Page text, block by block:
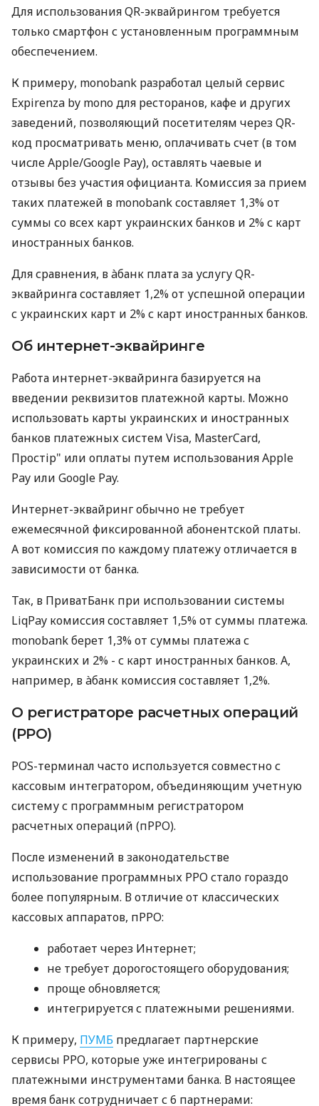
Для использования QR-эквайрингом требуется
только смартфон с установленным программным
обеспечением.
К примеру, monobank разработал целый сервис
Expirenza by mono для ресторанов, кафе и других
заведений, позволяющий посетителям через QR-
код просматривать меню, оплачивать счет (в том
числе Apple/Google Pay), оставлять чаевые и
отзывы без участия официанта. Комиссия за прием
таких платежей в monobank составляет 1,3% от
суммы со всех карт украинских банков и 2% с карт
иностранных банков.
Для сравнения, в àбанк плата за услугу QR-
эквайринга составляет 1,2% от успешной операции
с украинских карт и 2% с карт иностранных банков.
Об интернет-эквайринге
Работа интернет-эквайринга базируется на
введении реквизитов платежной карты. Можно
использовать карты украинских и иностранных
банков платежных систем Visa, MasterCard,
Простір" или оплаты путем использования Apple
Pay или Google Pay.
Интернет-эквайринг обычно не требует
ежемесячной фиксированной абонентской платы.
А вот комиссия по каждому платежу отличается в
зависимости от банка.
Так, в ПриватБанк при использовании системы
LiqPay комиссия составляет 1,5% от суммы платежа.
monobank берет 1,3% от суммы платежа с
украинских и 2% - с карт иностранных банков. А,
например, в àбанк комиссия составляет 1,2%.
О регистраторе расчетных операций
(РРО)
POS-терминал часто используется совместно с
кассовым интегратором, объединяющим учетную
систему с программным регистратором
расчетных операций (пРРО).
После изменений в законодательстве
использование программных РРО стало гораздо
более популярным. В отличие от классических
кассовых аппаратов, пРРО:
работает через Интернет;
не требует дорогостоящего оборудования;
проще обновляется;
интегрируется с платежными решениями.
К примеру, ПУМБ предлагает партнерские
сервисы РРО, которые уже интегрированы с
платежными инструментами банка. В настоящее
время банк сотрудничает с 6 партнерами: